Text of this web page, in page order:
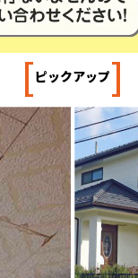
[ピックアップ]